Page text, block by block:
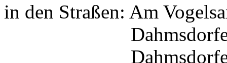
in den Straßen: Am
Dahmsdorfer
Dahmsdorfer